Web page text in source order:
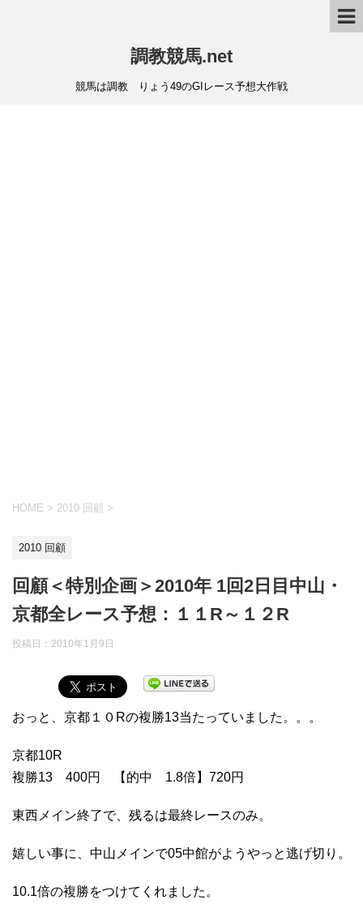
調教競馬.net
競馬は調教 りょう49のGIレース予想大作戦
HOME > 2010 回顧 >
2010 回顧
回顧＜特別企画＞2010年 1回2日目中山・
京都全レース予想：１１R～１２R
投稿日： 2010年1月9日
おっと、京都１０Rの複勝13当たっていました。。。
京都10R
複勝13 400円 【的中 1.8倍】720円
東西メイン終了で、残るは最終レースのみ。
嬉しい事に、中山メインで05中館がようやっと逃げ切り。
10.1倍の複勝をつけてくれました。